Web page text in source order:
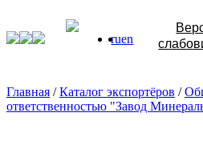
ruen
Главная /Каталог экспортёров /
ответственностью "Завод